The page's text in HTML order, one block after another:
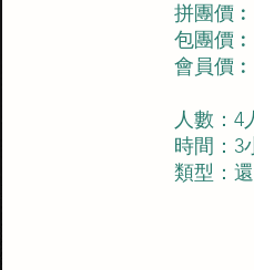
拼團價
包團價
會員價
人數：4
時間：3
類型：